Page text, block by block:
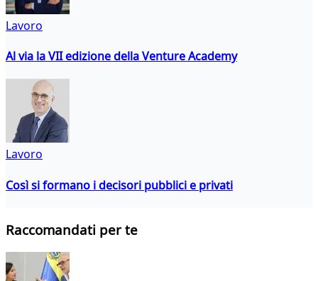
Lavoro
Al via la VII edizione della Venture Academy
Lavoro
Così si formano i decisori pubblici e privati
Raccomandati per te